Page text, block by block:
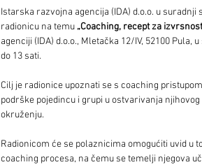
Istarska razvojna agencija (IDA) d.o.o. u
radionicu na temu „Coaching, recept za
agenciji (IDA) d.o.o., Mletačka 12/IV, 52100 Pula,
do 13 sati.
Cilj je radionice upoznati se s coaching
podrške pojedincu i grupi u ostvarivanja
okruženju.
Radionicom će se polaznicima omogućiti uvid u
coaching procesa, na čemu se temelji njegova